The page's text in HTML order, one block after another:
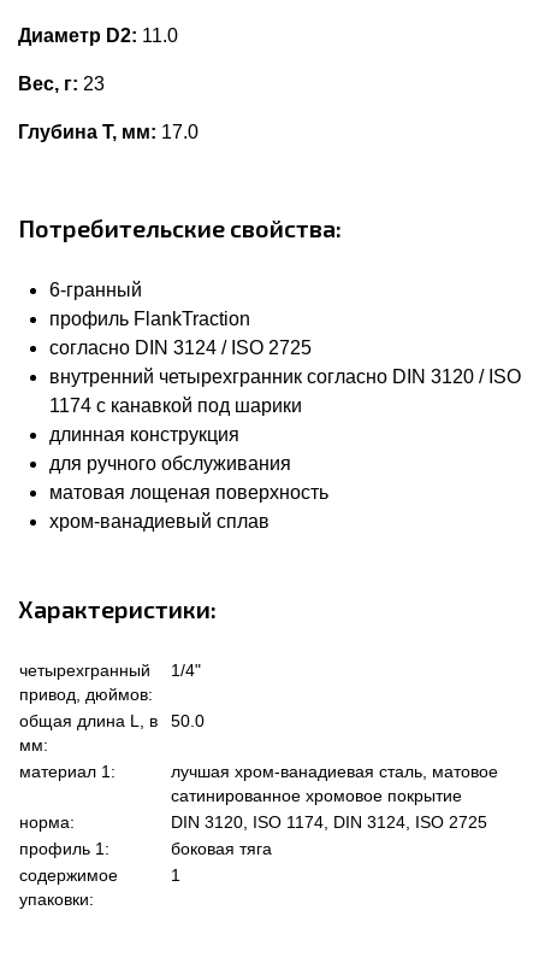
Диаметр D2: 11.0
Вес, г: 23
Глубина Т, мм: 17.0
Потребительские свойства:
6-гранный
профиль FlankTraction
согласно DIN 3124 / ISO 2725
внутренний четырехгранник согласно DIN 3120 / ISO
1174 с канавкой под шарики
длинная конструкция
для ручного обслуживания
матовая лощеная поверхность
хром-ванадиевый сплав
Характеристики:
четырехгранный
привод, дюймов:
1/4"
общая длина L, в
мм:
50.0
материал 1:
лучшая хром-ванадиевая сталь, матовое
сатинированное хромовое покрытие
норма:
DIN 3120, ISO 1174, DIN 3124, ISO 2725
профиль 1:
боковая тяга
содержимое
упаковки:
1